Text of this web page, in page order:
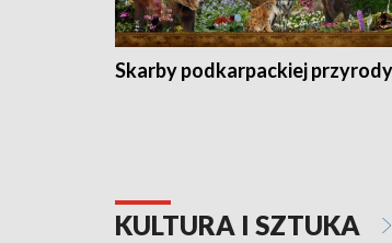
Skarby podkarpackiej przyrody
KULTURA I SZTUKA